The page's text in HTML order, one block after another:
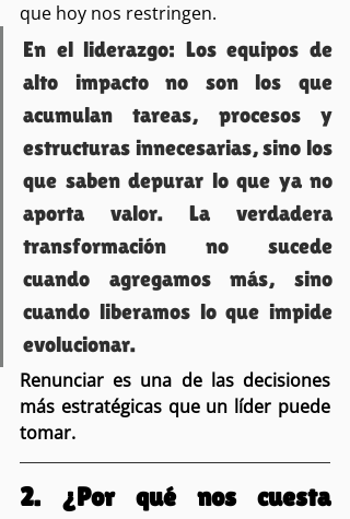
que hoy nos restringen.
En el liderazgo: Los equipos de
alto impacto no son los que
acumulan tareas, procesos y
estructuras innecesarias, sino los
que saben depurar lo que ya no
aporta valor. La verdadera
transformación no sucede
cuando agregamos más, sino
cuando liberamos lo que impide
evolucionar.
Renunciar es una de las decisiones
más estratégicas que un líder puede
tomar.
2. ¿Por qué nos cuesta